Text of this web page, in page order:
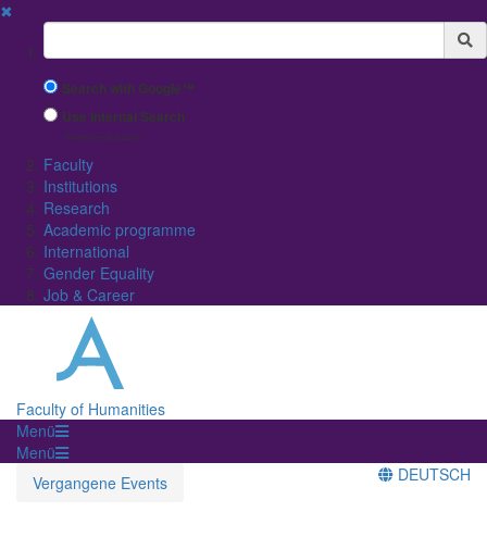
✖
Suchbegriff
Search with Google™
Use Internal Search
(limited result quality)
Faculty
Institutions
Research
Academic programme
International
Gender Equality
Job & Career
Faculty of Humanities
Menü
Menü
Vergangene Events
DEUTSCH